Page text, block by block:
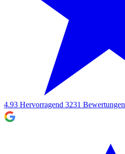
4.93 Hervorragend 3231 Bewertungen